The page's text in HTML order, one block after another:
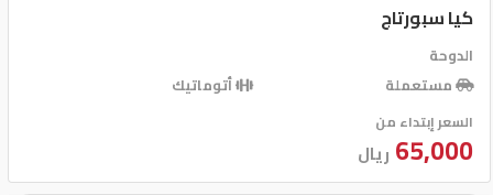
كيا سبورتاج
الدوحة
مستعملة
أتوماتيك
السعر إبتداء من
65,000 ريال